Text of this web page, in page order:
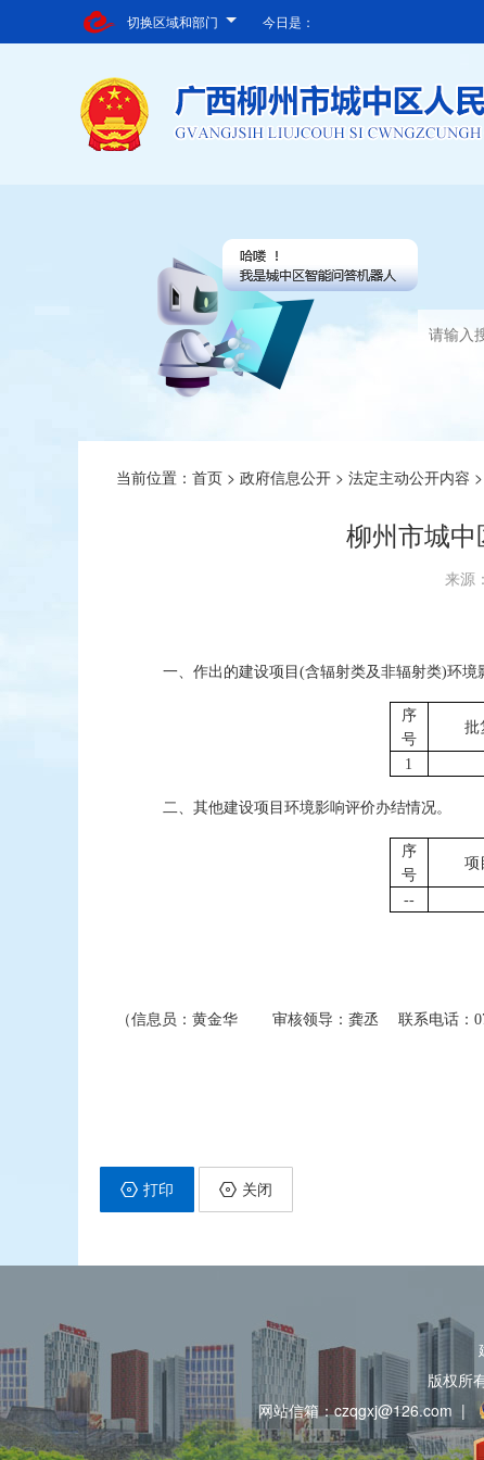
切换区域和部门 今日是：
当前位置： 首页 > 政府信息公开 > 法定主动公开内容 >
柳州市城
来源
一、作出的建设项目 (含辐射类及非辐射类)环境
序
号
批
1
二、其他建设项目环境影响评价办结情况。
序
号
项
--
（信息员：黄金华 审核领导：龚丞 联系电话：
打印 关闭
版权所
网站信箱：czqgxj@126.com |